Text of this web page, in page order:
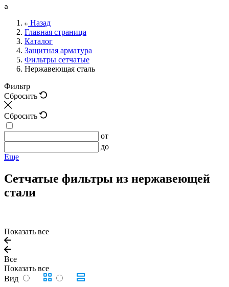
a
Назад
Главная страница
Каталог
Защитная арматура
Фильтры сетчатые
Нержавеющая сталь
Фильтр
Сбросить
Сбросить
от
до
Еще
Сетчатые фильтры из нержавеющей
стали
Показать все
Все
Показать все
Вид